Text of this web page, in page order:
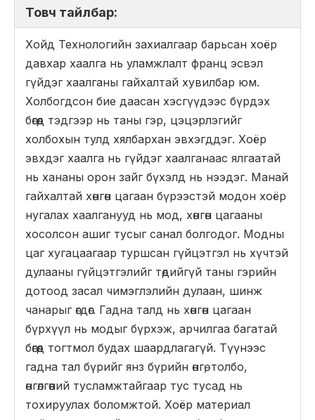
Товч тайлбар:
Хойд Технологийн захиалгаар барьсан хоёр
давхар хаалга нь уламжлалт франц эсвэл
гүйдэг хаалганы гайхалтай хувилбар юм.
Холбогдсон бие даасан хэсгүүдээс бүрдэх
бөгөөд тэдгээр нь таны гэр, цэцэрлэгийг
холбохын тулд хялбархан эвхэгддэг. Хоёр
эвхдэг хаалга нь гүйдэг хаалганаас ялгаатай
нь хананы орон зайг бүхэлд нь нээдэг. Манай
гайхалтай хөнгөн цагаан бүрээстэй модон хоёр
нугалах хаалганууд нь мод, хөнгөн цагааны
хосолсон ашиг тусыг санал болгодог. Модны
цаг хугацаагаар туршсан гүйцэтгэл нь хүчтэй
дулааны гүйцэтгэлийг төдийгүй таны гэрийн
дотоод засал чимэглэлийн дулаан, шинж
чанарыг өгдөг. Гадна талд нь хөнгөн цагаан
бүрхүүл нь модыг бүрхэж, арчилгаа багатай
бөгөөд тогтмол будах шаардлагагүй. Түүнээс
гадна тал бүрийг янз бүрийн өнгө, толбо,
өнгөлгөөний тусламжтайгаар тус тусад нь
тохируулах боломжтой. Хоёр материал